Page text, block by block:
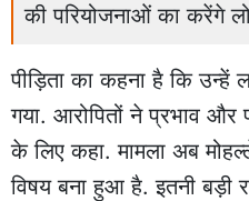
की परियोजनाओं का करेंगे
पीड़िता का कहना है कि उन्हें
गया. आरोपितों ने प्रभाव
के लिए कहा. मामला अब
विषय बना हुआ है. इतनी बड़ी